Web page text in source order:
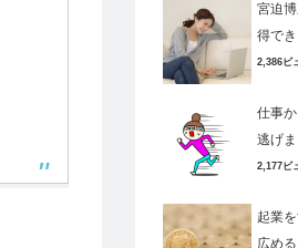
宮迫
得で
2,386ビ
仕事
逃げま
2,177ビ
起業
広め